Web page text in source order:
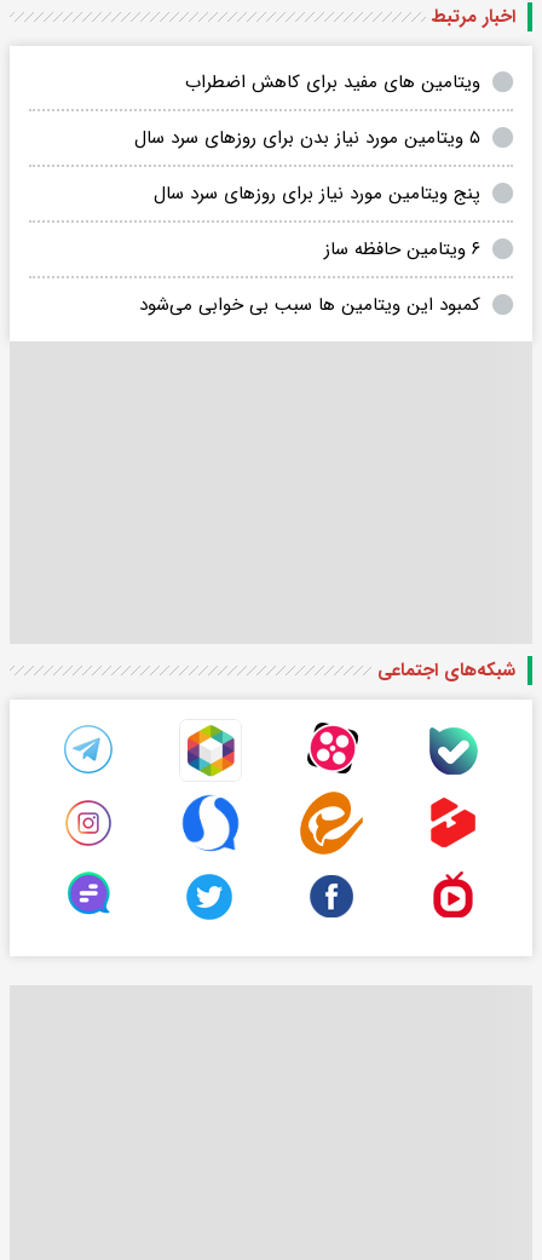
اخبار مرتبط
ویتامین های مفید برای کاهش اضطراب
۵ ویتامین مورد نیاز بدن برای روزهای سرد سال
پنج ویتامین مورد نیاز برای روزهای سرد سال
۶ ویتامین حافظه ساز
کمبود این ویتامین ها سبب بی خوابی می‌شود
شبکه‌های اجتماعی